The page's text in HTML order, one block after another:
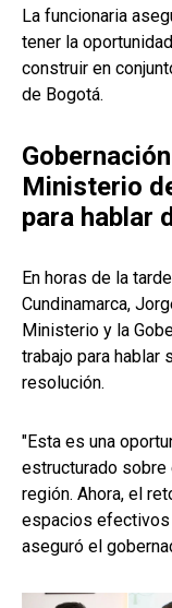
La funcionaria
tener la
construir en
de Bogotá.
Ministerio
para hablar
En horas de la
Cundinamarca,
Ministerio y la
trabajo para
resolución.
"Esta es una
estructurado
región. Ahora, el
espacios efectivos
aseguró el